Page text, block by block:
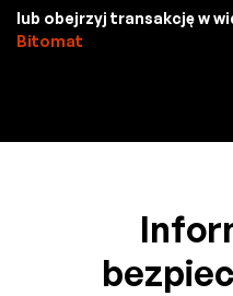
lub obejrzyj transakcję w
Bitomat